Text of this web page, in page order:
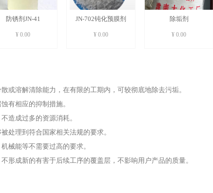
防锈剂JN-41
¥ 0.00
JN-702钝化预膜剂
¥ 0.00
除垢剂
¥ 0.00
或溶解清除能力，在有限的工期内，可较彻底地除去污垢。
有相应的抑制措施。
造成过多的资源消耗。
处理到符合国家相关法规的要求。
械能等不需要过高的要求。
形成新的有害于后续工序的覆盖层，不影响用户产品的质量。